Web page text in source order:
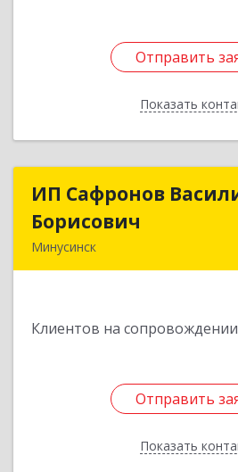
Отправить
Показать
Отправить
Назад
ИП Сафронов
Борисович
Минусинск
Клиентов на сопровождении
Отправить
Показать
ИП
Отправить
Назад